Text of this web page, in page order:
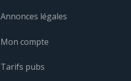
Annonces légales
Mon compte
Tarifs pubs